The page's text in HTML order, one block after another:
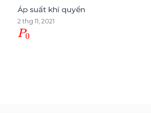
Áp suất khí quyển
2 thg 11, 2021
P0